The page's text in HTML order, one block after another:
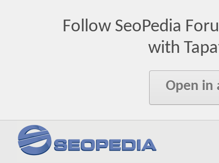
Follow SeoPedia
with
Open in